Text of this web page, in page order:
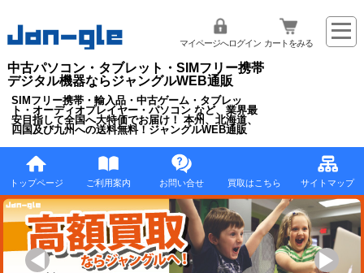
中古パソコン・タブレット・SIMフリー携帯
デジタル機器ならジャングルWEB通販
SIMフリー携帯・輸入品・中古ゲーム・タブレッ
ト・オーディオプレイヤー・パソコン など、業界最
安目指して全国へ大特価でお届け！ 本州、北海道、
四国及び九州への送料無料！ジャングルWEB通販
マイページへログイン カートをみる
トップページ ご利用案内 お問い合せ 買取はこちら サイトマップ